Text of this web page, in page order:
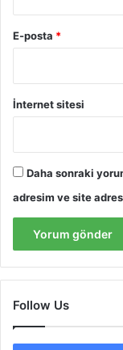
i
s
y
l
a
E-posta *
İnternet sitesi
Daha sonraki
adresim ve site
Follow Us